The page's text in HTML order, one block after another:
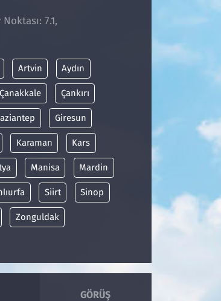
7.1,
Artvin Aydın
Çanakkale Çankırı
Giresun
Karaman Kars
Manisa Mardin
Siirt Sinop
Zonguldak
GÖRÜŞ